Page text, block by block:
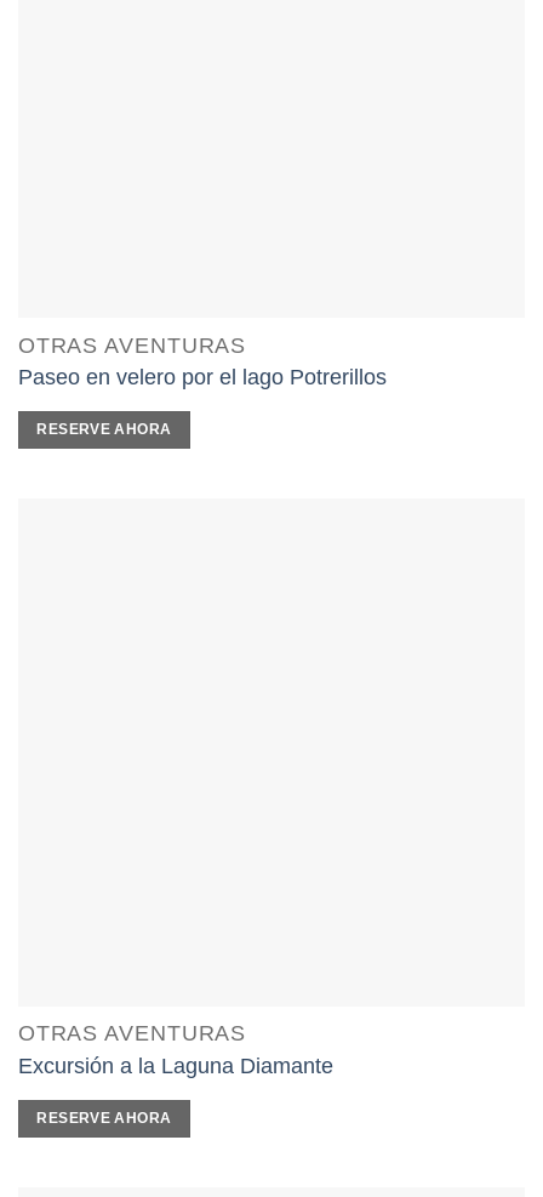
OTRAS AVENTURAS
Paseo en velero por el lago Potrerillos
RESERVE AHORA
OTRAS AVENTURAS
Excursión a la Laguna Diamante
RESERVE AHORA